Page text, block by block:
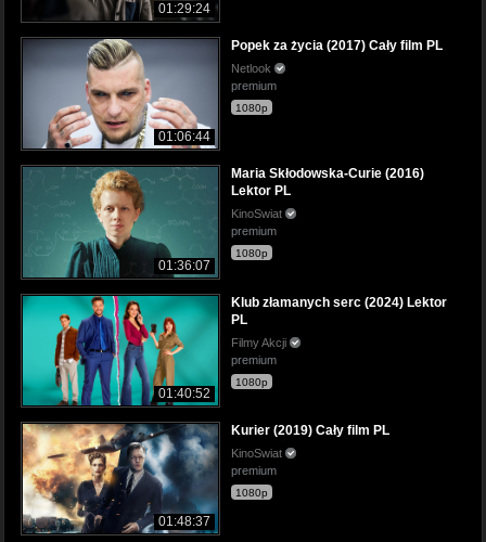
01:29:24
01:06:44
Popek za życia (2017) Cały film PL
Netlook
premium
1080p
01:36:07
Maria Skłodowska-Curie (2016)
Lektor PL
KinoSwiat
premium
1080p
01:40:52
Klub złamanych serc (2024) Lektor
PL
Filmy Akcji
premium
1080p
01:48:37
Kurier (2019) Cały film PL
KinoSwiat
premium
1080p